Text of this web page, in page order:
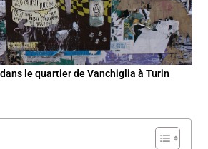
le quartier de Vanchiglia à Turin